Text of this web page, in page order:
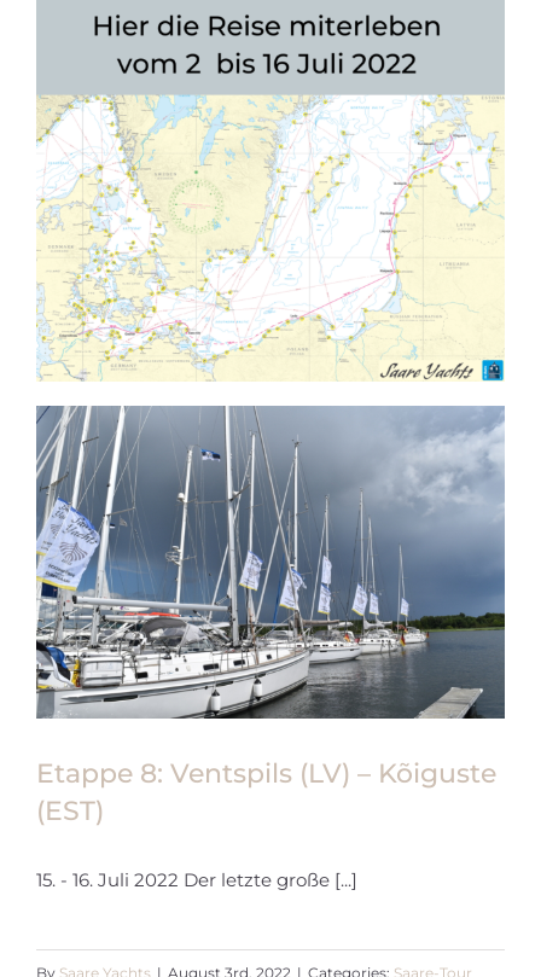
Etappe 8: Ventspils (LV) – Kõiguste
Etappe 8: Ventspils (LV) – Kõiguste
(EST)
15. - 16. Juli 2022 Der letzte große [...]
By Saare Yachts | August 3rd, 2022 | Categories: Saare-Tour